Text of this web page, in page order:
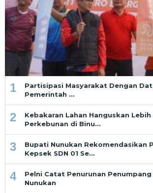
1
Partisipasi Masyarakat Dengan
Pemerintah …
2
Kebakaran Lahan Hanguskan
Perkebunan di Binu…
3
Bupati Nunukan Rekomendasikan
Kepsek SDN 01 Se…
4
Pelni Catat Penurunan
Nunukan